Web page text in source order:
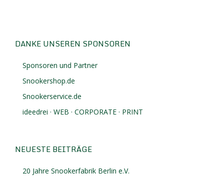
DANKE UNSEREN SPONSOREN
Sponsoren und Partner
Snookershop.de
Snookerservice.de
ideedrei · WEB · CORPORATE · PRINT
NEUESTE BEITRÄGE
20 Jahre Snookerfabrik Berlin e.V.